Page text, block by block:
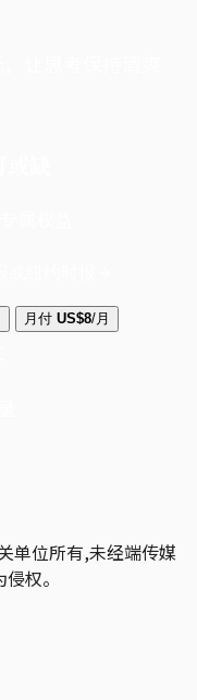
月付 US$8/月
单位所有,未经端传媒
权。